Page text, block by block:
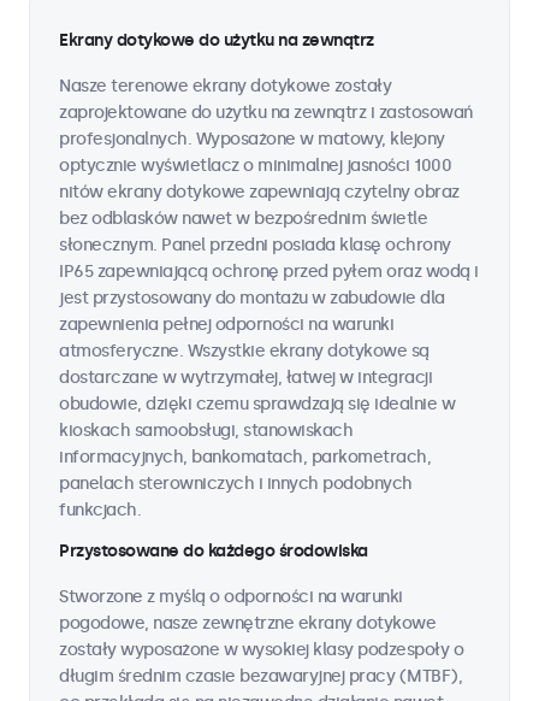
Ekrany dotykowe do użytku na zewnątrz
Nasze terenowe ekrany dotykowe zostały
zaprojektowane do użytku na zewnątrz i zastosowań
profesjonalnych. Wyposażone w matowy, klejony
optycznie wyświetlacz o minimalnej jasności 1000
nitów ekrany dotykowe zapewniają czytelny obraz
bez odblasków nawet w bezpośrednim świetle
słonecznym. Panel przedni posiada klasę ochrony
IP65 zapewniającą ochronę przed pyłem oraz wodą i
jest przystosowany do montażu w zabudowie dla
zapewnienia pełnej odporności na warunki
atmosferyczne. Wszystkie ekrany dotykowe są
dostarczane w wytrzymałej, łatwej w integracji
obudowie, dzięki czemu sprawdzają się idealnie w
kioskach samoobsługi, stanowiskach
informacyjnych, bankomatach, parkometrach,
panelach sterowniczych i innych podobnych
funkcjach.
Przystosowane do każdego środowiska
Stworzone z myślą o odporności na warunki
pogodowe, nasze zewnętrzne ekrany dotykowe
zostały wyposażone w wysokiej klasy podzespoły o
długim średnim czasie bezawaryjnej pracy (MTBF),